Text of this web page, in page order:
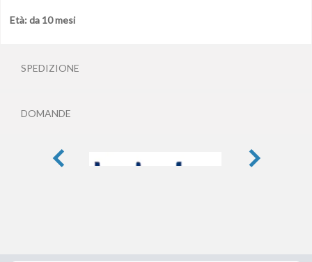
Età: da 10 mesi
SPEDIZIONE
DOMANDE